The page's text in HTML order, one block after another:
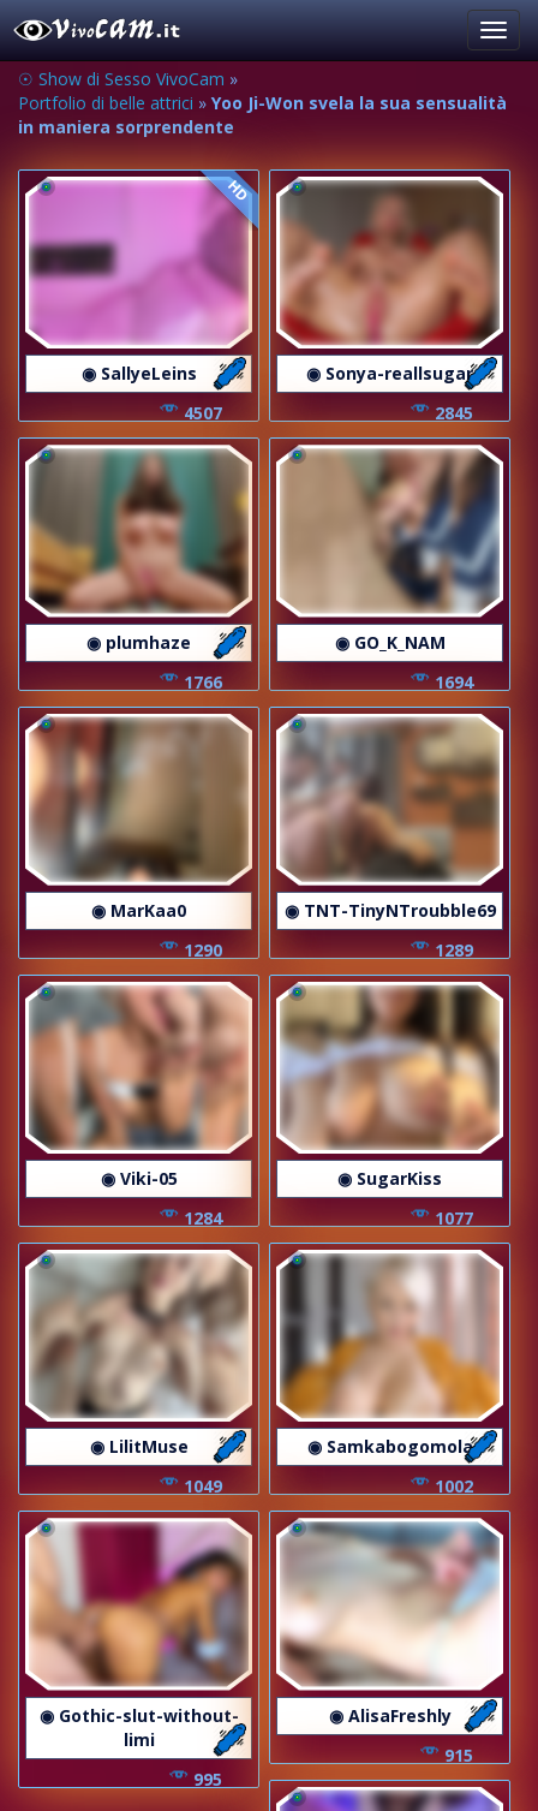
☉ Show di Sesso VivoCam »
Portfolio di belle attrici » Yoo Ji-Won svela la sua sensualità
in maniera sorprendente
HD
◉ SallyeLeins
4507
◉ Sonya-reallsugar
2845
◉ plumhaze
1766
◉ GO_K_NAM
1694
◉ MarKaa0
1290
◉ TNT-TinyNTroubble69
1289
◉ Viki-05
1284
◉ SugarKiss
1077
◉ LilitMuse
1049
◉ Samkabogomola
1002
◉ Gothic-slut-without-
limi
995
◉ AlisaFreshly
915